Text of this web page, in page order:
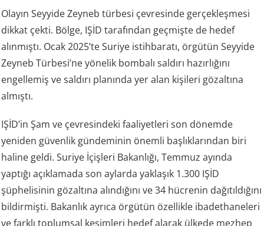
Olayın Seyyide Zeyneb türbesi çevresinde gerçekleşmesi
dikkat çekti. Bölge, IŞİD tarafından geçmişte de hedef
alınmıştı. Ocak 2025’te Suriye istihbaratı, örgütün Seyyide
Zeyneb Türbesi’ne yönelik bombalı saldırı hazırlığını
engellemiş ve saldırı planında yer alan kişileri gözaltına
almıştı.
IŞİD’in Şam ve çevresindeki faaliyetleri son dönemde
yeniden güvenlik gündeminin önemli başlıklarından biri
haline geldi. Suriye İçişleri Bakanlığı, Temmuz ayında
yaptığı açıklamada son aylarda yaklaşık 1.300 IŞİD
şüphelisinin gözaltına alındığını ve 34 hücrenin dağıtıldığını
bildirmişti. Bakanlık ayrıca örgütün özellikle ibadethaneleri
ve farklı toplumsal kesimleri hedef alarak ülkede mezhep